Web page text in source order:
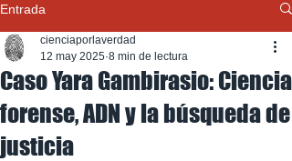
Entrada
Caso Yara Gambirasio: Ciencia
forense, ADN y la búsqueda de
justicia
cienciaporlaverdad
12 may 2025 8 min de lectura